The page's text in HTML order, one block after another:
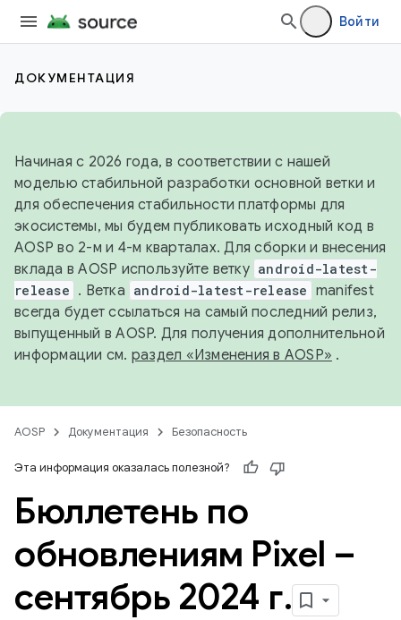
Войти
ДОКУМЕНТАЦИЯ
Начиная с 2026 года, в соответствии с нашей
моделью стабильной разработки основной ветки и
для обеспечения стабильности платформы для
экосистемы, мы будем публиковать исходный код в
AOSP во 2-м и 4-м кварталах. Для сборки и внесения
вклада в AOSP используйте ветку android-latest-
release . Ветка android-latest-release manifest
всегда будет ссылаться на самый последний релиз,
выпущенный в AOSP. Для получения дополнительной
информации см. раздел «Изменения в AOSP» .
AOSP Документация Безопасность
Эта информация оказалась полезной?
Бюллетень по
обновлениям Pixel –
сентябрь 2024 г.